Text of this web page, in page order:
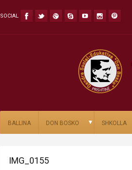
SOCIAL
BALLINA DON BOSKO ▼ SHKOLLA
IMG_0155